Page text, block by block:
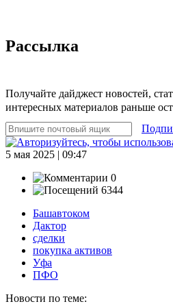
Рассылка
Получайте дайджест новостей,
интересных материалов раньше
5 мая 2025 | 09:47
0
6344
Башавтоком
Дактор
сделки
покупка активов
Уфа
ПФО
Новости по теме: